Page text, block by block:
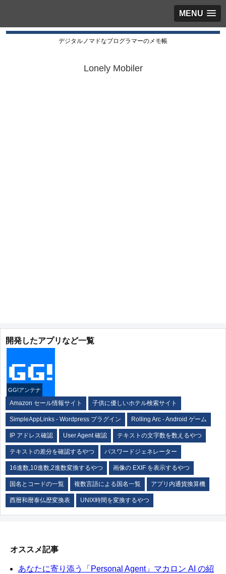
MENU
デジタルノマドなプログラマーのメモ帳
Lonely Mobiler
開発したアプリなど一覧
GG!アンテナ
Amazon セール情報サイト 子供に優しいホテル検索サイト
SimpleAppLinks - Wordpress プラグイン Rolling Arc - Android ゲーム
IP アドレス確認 User Agent 確認 テキストの文字数を数えるやつ
テキストの差分を確認するやつ パスワードジェネレーター
16進数,10進数,2進数変換するやつ 画像の EXIF を表示するやつ
国名とコードの一覧 複数言語による国名一覧 アプリ内通貨換算機
西暦和暦泰仏歴変換表 UNIX時間を変換するやつ
オススメ記事
あなたに寄り添う「Personal Agent」マカロン AI の紹